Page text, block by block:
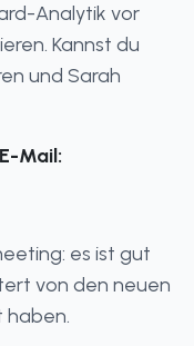
Analytik vor
Kannst du
und Sarah
Mail:
es ist gut
von den neuen
haben.